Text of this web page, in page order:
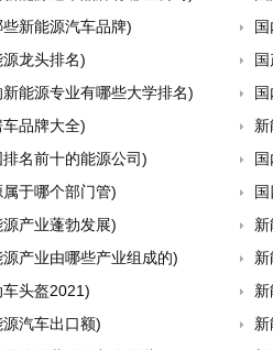
新能源汽车品牌)
龙头排名)
能源专业有哪些大学排名)
品牌大全)
名前十的能源公司)
于哪个部门管)
产业蓬勃发展)
产业由哪些产业组成的)
头盔2021)
汽车出口额)